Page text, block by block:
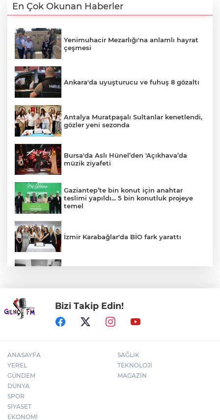
En Çok Okunan Haberler
Yenimuhacir Mezarlığı'na anlamlı hayrat
çeşmesi
Ankara'da uyuşturucu ve fuhuş 8 gözaltı
Antalya Muratpaşalı Sultanlar kenetlendi,
gözler yeni sezonda
Bursa'da Aslı Hünel’den 'Açıkhava’da
müzik ziyafeti
Gaziantep’te bin konut için anahtar
teslimi yapıldı... 5 bin konutluk projeye
temel
İzmir Karabağlar'da BİO fark yarattı
Bursa Yıldırım'da çocuklar hem öğreniyor
hem eğleniyor
Bizi Takip Edin!
ANASAYFA
YEREL
GÜNDEM
DÜNYA
SPOR
SİYASET
EKONOMİ
SAĞLIK
TEKNOLOJİ
MAGAZİN